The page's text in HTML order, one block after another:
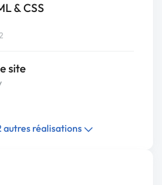
& CSS
site
autres réalisations